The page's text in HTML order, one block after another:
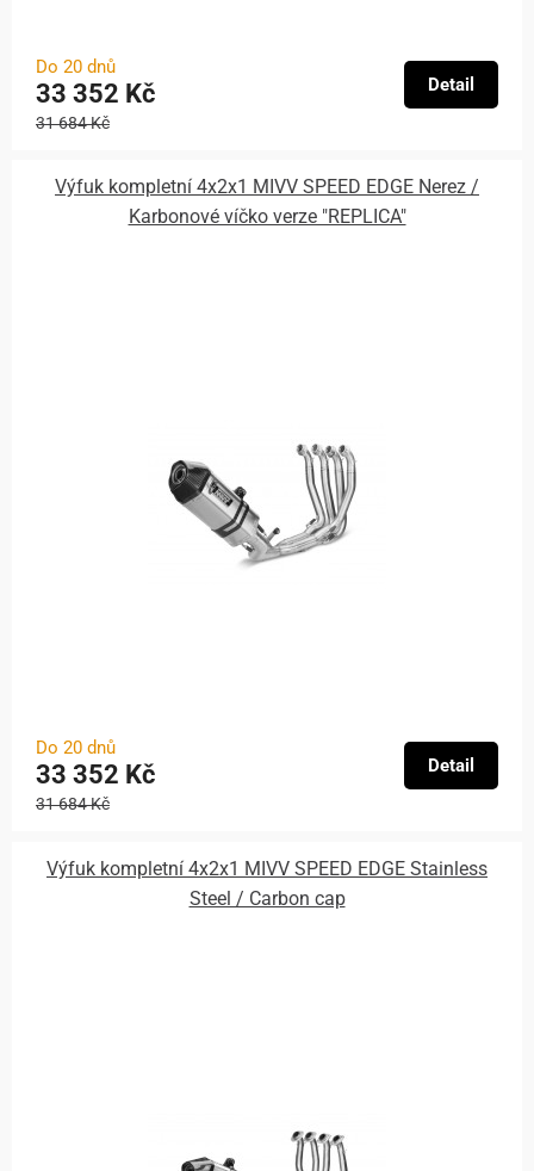
Do 20 dnů
33 352 Kč
31 684 Kč
Detail
Výfuk kompletní 4x2x1 MIVV SPEED EDGE Nerez /
Karbonové víčko verze "REPLICA"
Do 20 dnů
33 352 Kč
31 684 Kč
Detail
Výfuk kompletní 4x2x1 MIVV SPEED EDGE Stainless
Steel / Carbon cap